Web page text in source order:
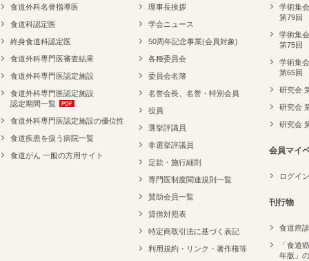
食道外科名誉指導医
食道科認定医
終身食道科認定医
食道外科専門医審査結果
食道外科専門医認定施設
食道外科専門医認定施設
認定期間一覧
食道外科専門医認定施設の優位性
食道疾患を扱う病院一覧
食道がん 一般の方用サイト
理事長挨拶
学会ニュース
50周年記念事業(会員対象)
各種委員会
委員会名簿
名誉会長、名誉・特別会員
役員
選挙評議員
非選挙評議員
定款・施行細則
専門医制度関連規則一覧
賛助会員一覧
貸借対照表
特定商取引法に基づく表記
利用規約・リンク・著作権等
学術集
第79回
学術集
第75回
学術集
第65回
研究会
研究会
研究会
会員マイ
ログイン
刊行物
食道癌
「食道
年版」